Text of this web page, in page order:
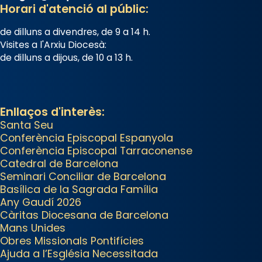
tingut lloc la missa d’acció de
gràcies en agraïment al comitè
organitzador de la visita
apostòlica del Sant Pare Lleó XIV
L’arquebisbe de Barcelona, el
cardenal Joan Josep Omella, ha
presidit la missa i l’ha
concelebrat el bisbe auxiliar de
Barcelona, Mons. David Abadías.
📸 Dr. G. Simón
Photo
View on Facebook
Horari d'atenció al públic:
de dilluns a divendres, de 9 a 14 h.
Visites a l'Arxiu Diocesà:
de dilluns a dijous, de 10 a 13 h.
Enllaços d'interès:
Santa Seu
Conferència Episcopal Espanyola
Conferència Episcopal Tarraconense
Catedral de Barcelona
Seminari Conciliar de Barcelona
Basílica de la Sagrada Família
Any Gaudí 2026
Càritas Diocesana de Barcelona
Mans Unides
Obres Missionals Pontifícies
Ajuda a l’Església Necessitada